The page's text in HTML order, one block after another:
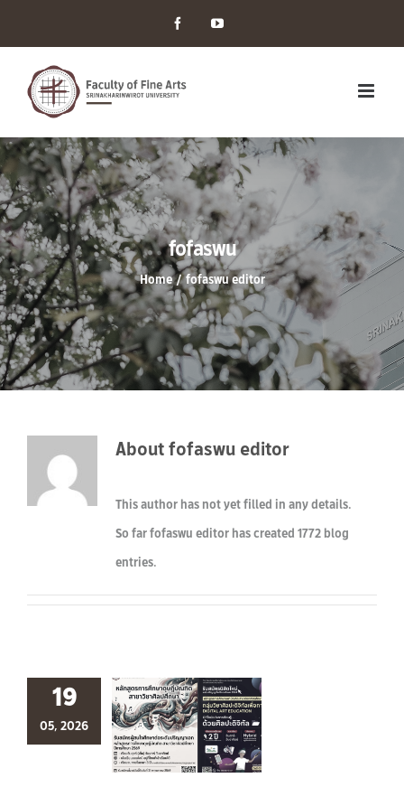
FacebookYouTube
fofaswu
Home / fofaswu editor
Aboutfofaswu editor
This author has not yet filled in any details.
So far fofaswu editor has created 1772 blog
entries.
19
05, 2026